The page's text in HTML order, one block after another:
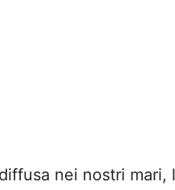
nei nostri mari,